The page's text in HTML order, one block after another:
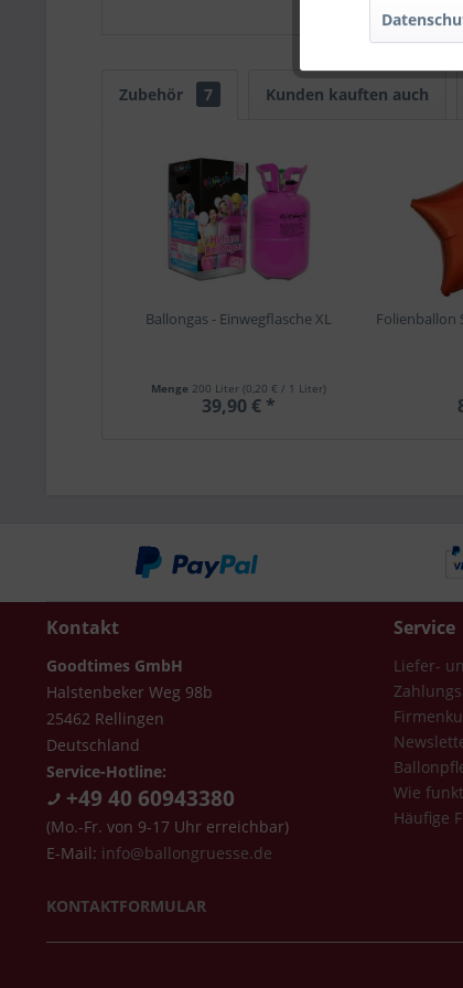
Zubehör 7 Kunden kauften auch
Ballongas - Einwegflasche XL
Menge 200 Liter(0,20 € / 1 Liter)
39,90 € *
Folienballon
Kontakt
Goodtimes GmbH
Halstenbeker Weg 98b
25462 Rellingen
Deutschland
Service-Hotline:
+49 40 60943380
(Mo.-Fr. von 9-17 Uhr erreichbar)
E-Mail: info@ballongruesse.de
KONTAKTFORMULAR
Service
Liefer-
Wie
Häufige